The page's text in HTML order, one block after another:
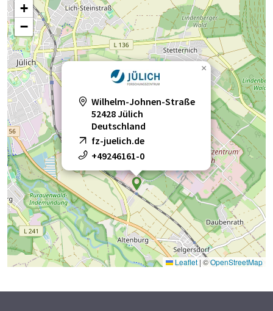
Wilhelm-Johnen-Straße
52428 Jülich
Deutschland
fz-juelich.de
+49246161-0
×
+
−
Leaflet | ©OpenStreetMap